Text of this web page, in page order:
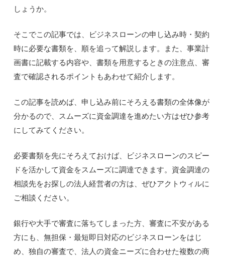
しょうか。
そこでこの記事では、ビジネスローンの申し込み時・契約
時に必要な書類を、順を追って解説します。また、事業計
画書に記載する内容や、書類を用意するときの注意点、審
査で確認されるポイントもあわせて紹介します。
この記事を読めば、申し込み前にそろえる書類の全体像が
分かるので、スムーズに資金調達を進めたい方はぜひ参考
にしてみてください。
必要書類を先にそろえておけば、ビジネスローンのスピー
ドを活かして資金をスムーズに調達できます。資金調達の
相談先をお探しの法人経営者の方は、ぜひアクトウィルに
ご相談ください。
銀行や大手で審査に落ちてしまった方、審査に不安がある
方にも、無担保・最短即日対応のビジネスローンをはじ
め、独自の審査で、法人の資金ニーズに合わせた複数の商